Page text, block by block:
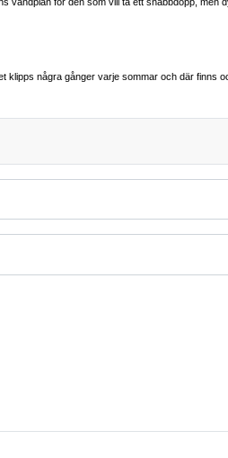
några gånger varje sommar och där finns